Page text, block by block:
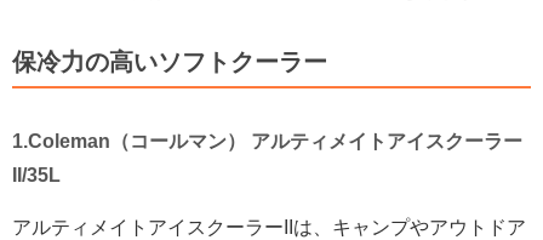
保冷力の高いソフトクーラー
1.Coleman（コールマン） アルティメイトアイスクーラー
II/35L
アルティメイトアイスクーラーIIは、キャンプやアウトドア